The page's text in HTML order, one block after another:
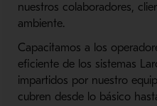
nuestros colaboradores,
ambiente.
Capacitamos a los
eficiente de los sistemas
impartidos por nuestro
cubren desde lo básico